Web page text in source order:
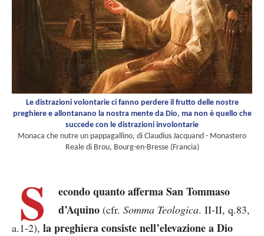
Le distrazioni volontarie ci fanno perdere il frutto delle nostre
preghiere e allontanano la nostra mente da Dio, ma non è quello che
succede con le distrazioni involontarie
Monaca che nutre un pappagallino, di Claudius Jacquand - Monastero
Reale di Brou, Bourg-en-Bresse (Francia)
S
econdo quanto afferma San Tommaso
d’Aquino (cfr. Somma Teologica. II-II, q.83,
a.1-2), la preghiera consiste nell’elevazione a Dio